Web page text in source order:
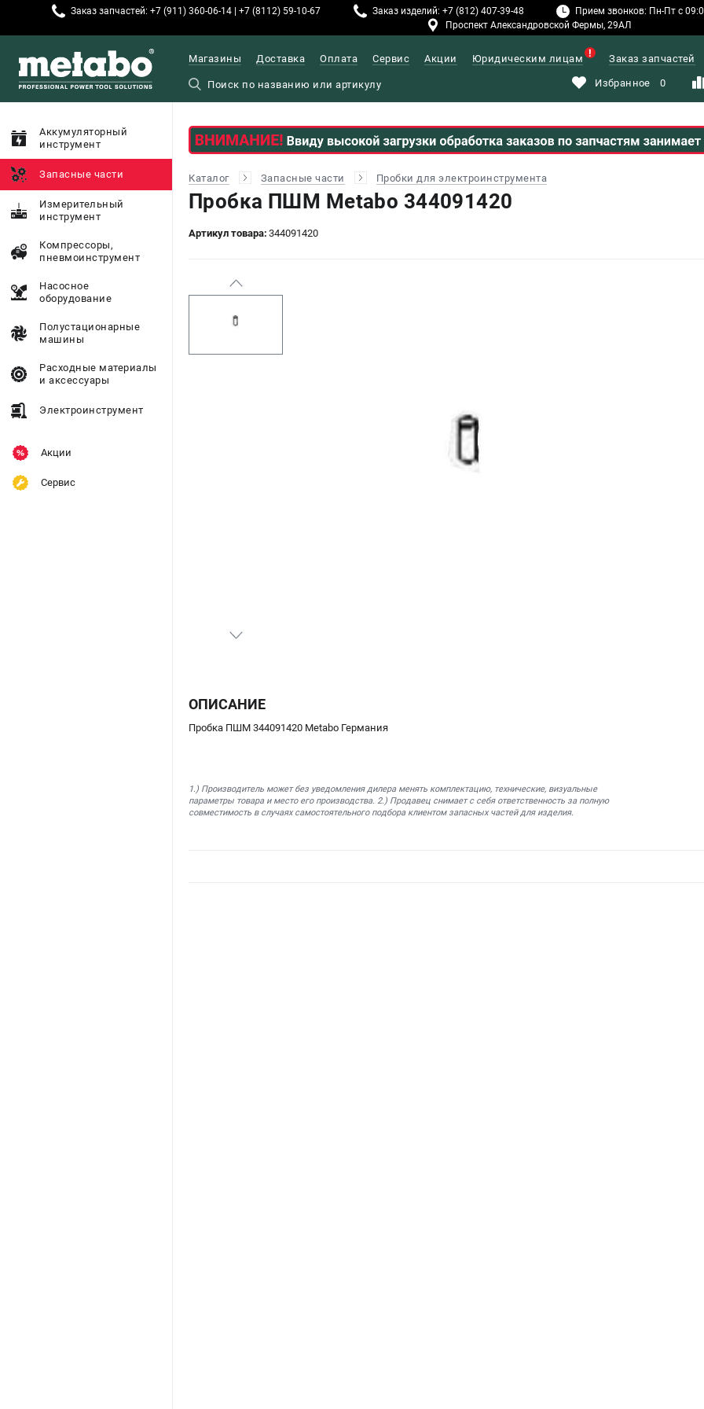
Заказ запчастей: +7 (911) 360-06-14 | +7 (8112) 59-10-67 Заказ изделий: +7 (812) 407-39-48
Прием звонков: Пн-Пт с
Проспект Александровской Фермы, 29АЛ
Магазины Доставка Оплата Сервис Акции Юридическим лицам Заказ запчастей
Избранное 0
Аккумуляторный
инструмент
Запасные части
Измерительный
инструмент
Компрессоры,
пневмоинструмент
Насосное
оборудование
Полустационарные
машины
Расходные материалы
и аксессуары
Электроинструмент
Акции
Сервис
Каталог Запасные части Пробки для электроинструмента
Пробка ПШМ Metabo 344091420
Артикул товара: 344091420
ОПИСАНИЕ
Пробка ПШМ 344091420 Metabo Германия
1.) Производитель может без уведомления дилера менять комплектацию, технические, визуальные
параметры товара и место его производства. 2.) Продавец снимает с себя ответственность за полную
совместимость в случаях самостоятельного подбора клиентом запасных частей для изделия.